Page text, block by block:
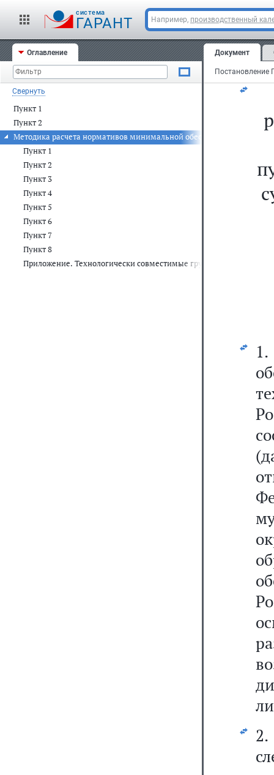
cистема
ГАРАНТ Например, производственный
Оглавление
Свернуть
Пункт 1
Пункт 2
Методика расчета нормативов минимальной обеспеченности
Пункт 1
Пункт 2
Пункт 3
Пункт 4
Пункт 5
Пункт 6
Пункт 7
Пункт 8
Приложение. Технологически совместимые группы транспортных
Документ